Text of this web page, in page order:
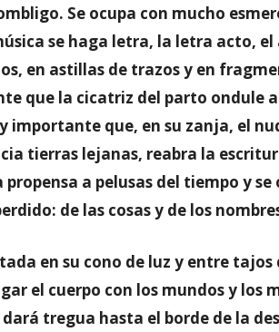
Se ocupa con mucho
se haga letra, la letra acto,
en astillas de trazos y en
que la cicatriz del parto ondule
importante que, en su zanja, el
tierras lejanas, reabra la
a pelusas del tiempo y
de las cosas y de los
en su cono de luz y entre tajos
el cuerpo con los mundos y los
tregua hasta el borde de la